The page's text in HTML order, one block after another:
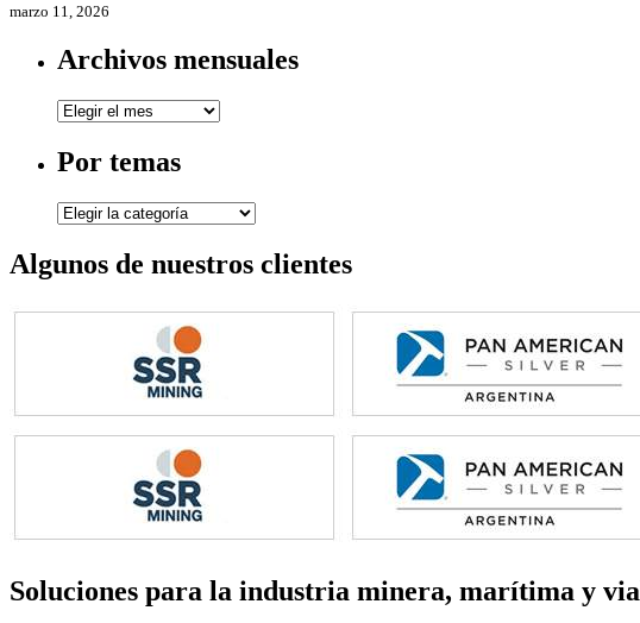
marzo 11, 2026
Archivos mensuales
Archivos
Por temas
Por
Algunos de nuestros clientes
Soluciones para la industria minera, marítima y